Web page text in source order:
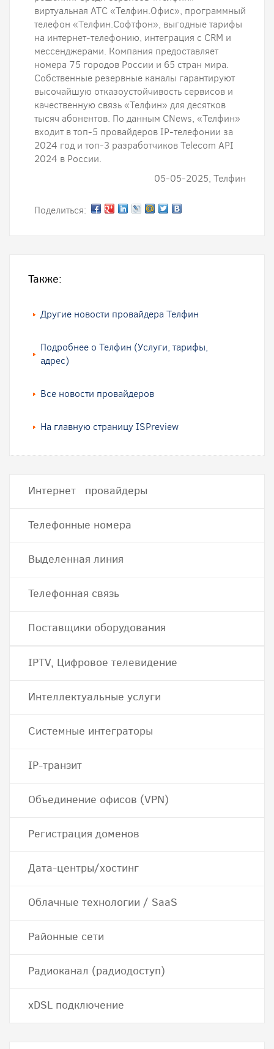
виртуальная АТС «Телфин.Офис», программный
телефон «Телфин.Cофтфон», выгодные тарифы
на интернет-телефонию, интеграция с CRM и
мессенджерами. Компания предоставляет
номера 75 городов России и 65 стран мира.
Собственные резервные каналы гарантируют
высочайшую отказоустойчивость сервисов и
качественную связь «Телфин» для десятков
тысяч абонентов. По данным CNews, «Телфин»
входит в топ-5 провайдеров IP-телефонии за
2024 год и топ-3 разработчиков Telecom API
2024 в России.
05-05-2025, Телфин
Поделиться:
Также:
Другие новости провайдера Телфин
Подробнее о Телфин (Услуги, тарифы,
адрес)
Все новости провайдеров
На главную страницу ISPreview
Интернет провайдеры
Телефонные номера
Выделенная линия
Телефонная связь
Поставщики оборудования
IPTV, Цифровое телевидение
Интеллектуальные услуги
Системные интеграторы
IP-транзит
Объединение офисов (VPN)
Регистрация доменов
Дата-центры/хостинг
Облачные технологии / SaaS
Районные сети
Радиоканал (радиодоступ)
хDSL подключение